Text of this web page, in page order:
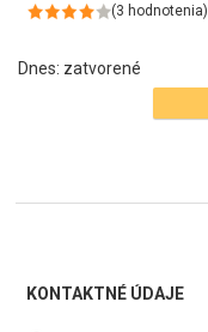
(3 hodnotenia)
Dnes: zatvorené
KONTAKTNÉ ÚDAJE